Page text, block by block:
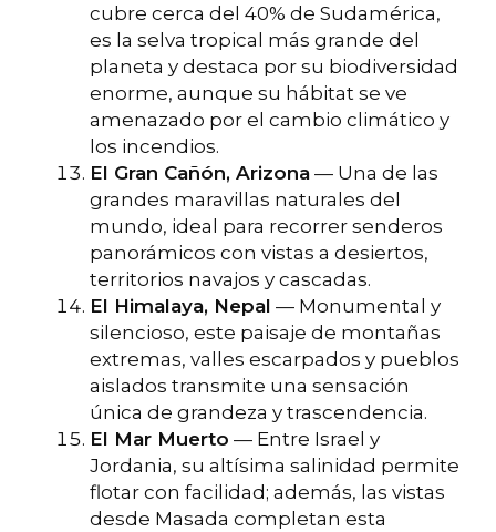
cubre cerca del 40% de Sudamérica,
es la selva tropical más grande del
planeta y destaca por su biodiversidad
enorme, aunque su hábitat se ve
amenazado por el cambio climático y
los incendios.
El Gran Cañón, Arizona — Una de las
grandes maravillas naturales del
mundo, ideal para recorrer senderos
panorámicos con vistas a desiertos,
territorios navajos y cascadas.
El Himalaya, Nepal — Monumental y
silencioso, este paisaje de montañas
extremas, valles escarpados y pueblos
aislados transmite una sensación
única de grandeza y trascendencia.
El Mar Muerto — Entre Israel y
Jordania, su altísima salinidad permite
flotar con facilidad; además, las vistas
desde Masada completan esta